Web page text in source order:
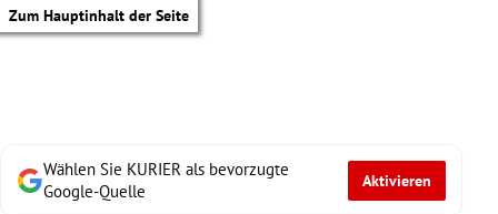
Zum Hauptinhalt der Seite
Wählen Sie KURIER als bevorzugte
Google-Quelle
Aktivieren